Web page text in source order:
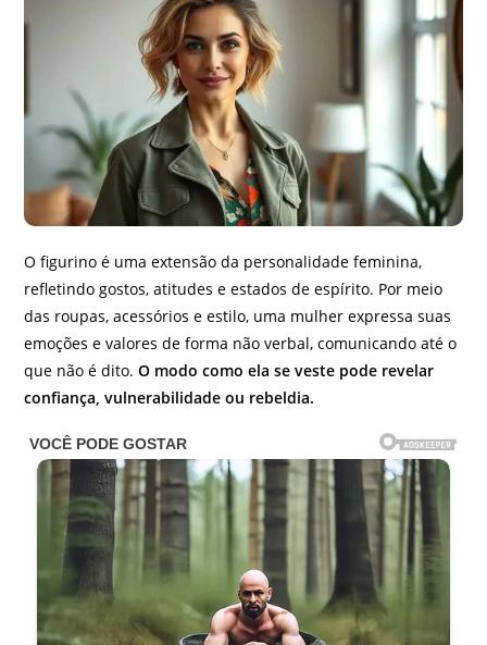
O figurino é uma extensão da personalidade feminina,
refletindo gostos, atitudes e estados de espírito. Por meio
das roupas, acessórios e estilo, uma mulher expressa suas
emoções e valores de forma não verbal, comunicando até o
que não é dito.O modo como ela se veste pode revelar
confiança, vulnerabilidade ou rebeldia.